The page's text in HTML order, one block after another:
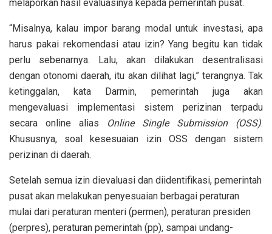
melaporkan hasil evaluasinya kepada pemerintah pusat.
“Misalnya, kalau impor barang modal untuk investasi, apa
harus pakai rekomendasi atau izin? Yang begitu kan tidak
perlu sebenarnya. Lalu, akan dilakukan desentralisasi
dengan otonomi daerah, itu akan dilihat lagi,” terangnya. Tak
ketinggalan, kata Darmin, pemerintah juga akan
mengevaluasi implementasi sistem perizinan terpadu
secara online alias
Online Single Submission (OSS).
Khususnya, soal kesesuaian izin OSS dengan sistem
perizinan di daerah.
Setelah semua izin dievaluasi dan diidentifikasi, pemerintah
pusat akan melakukan penyesuaian berbagai peraturan
mulai dari peraturan menteri (permen), peraturan presiden
(perpres), peraturan pemerintah (pp), sampai undang-